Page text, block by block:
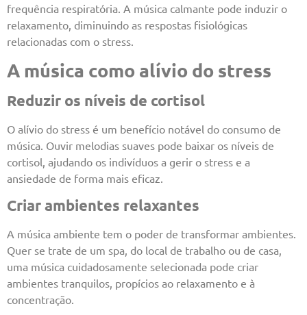
frequência respiratória. A música calmante pode induzir o
relaxamento, diminuindo as respostas fisiológicas
relacionadas com o stress.
A música como alívio do stress
Reduzir os níveis de cortisol
O alívio do stress é um benefício notável do consumo de
música. Ouvir melodias suaves pode baixar os níveis de
cortisol, ajudando os indivíduos a gerir o stress e a
ansiedade de forma mais eficaz.
Criar ambientes relaxantes
A música ambiente tem o poder de transformar ambientes.
Quer se trate de um spa, do local de trabalho ou de casa,
uma música cuidadosamente selecionada pode criar
ambientes tranquilos, propícios ao relaxamento e à
concentração.